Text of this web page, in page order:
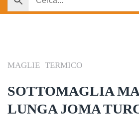
MAGLIE TERMICO
SOTTOMAGLIA
LUNGA JOMA